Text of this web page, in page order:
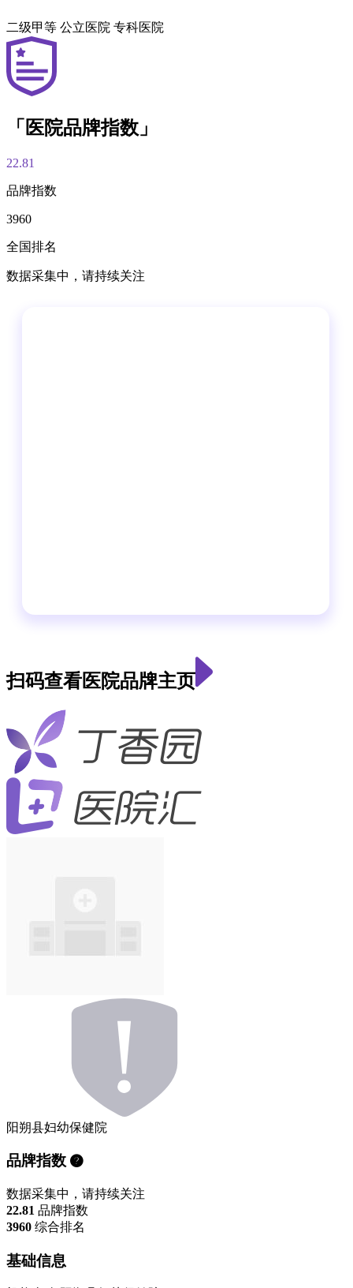
二级甲等 公立医院 专科医院
「医院品牌指数」
22.81
品牌指数
3960
全国排名
数据采集中，请持续关注
扫码查看医院品牌主页
阳朔县妇幼保健院
品牌指数
数据采集中，请持续关注
22.81 品牌指数
3960 综合排名
基础信息